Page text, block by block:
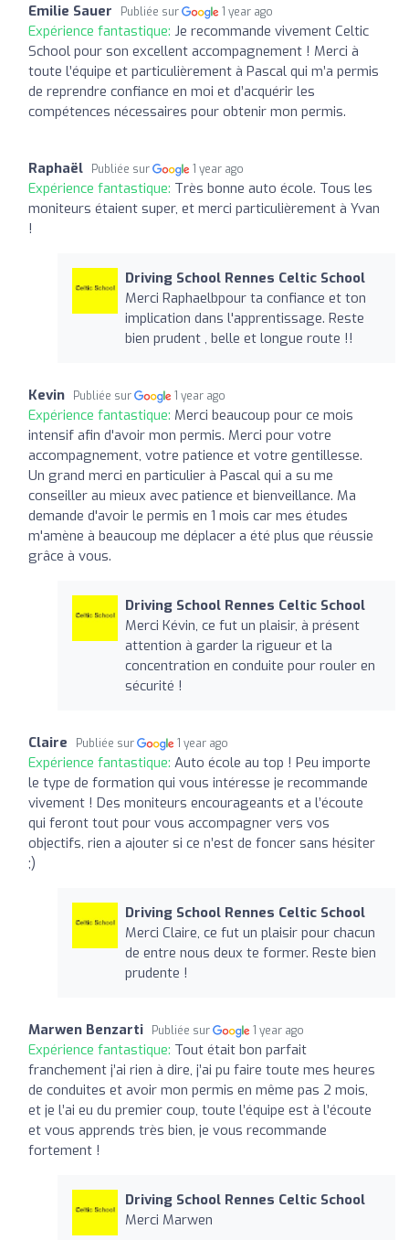
Emilie Sauer Publiée sur 1 year ago
Expérience fantastique: Je recommande vivement Celtic
School pour son excellent accompagnement ! Merci à
toute l’équipe et particulièrement à Pascal qui m’a permis
de reprendre confiance en moi et d’acquérir les
compétences nécessaires pour obtenir mon permis.
Raphaël Publiée sur 1 year ago
Expérience fantastique: Très bonne auto école. Tous les
moniteurs étaient super, et merci particulièrement à Yvan
!
Driving School Rennes Celtic School
Merci Raphaelbpour ta confiance et ton
implication dans l'apprentissage. Reste
bien prudent , belle et longue route !!
Kevin Publiée sur 1 year ago
Expérience fantastique: Merci beaucoup pour ce mois
intensif afin d'avoir mon permis. Merci pour votre
accompagnement, votre patience et votre gentillesse.
Un grand merci en particulier à Pascal qui a su me
conseiller au mieux avec patience et bienveillance. Ma
demande d'avoir le permis en 1 mois car mes études
m'amène à beaucoup me déplacer a été plus que réussie
grâce à vous.
Driving School Rennes Celtic School
Merci Kévin, ce fut un plaisir, à présent
attention à garder la rigueur et la
concentration en conduite pour rouler en
sécurité !
Claire Publiée sur 1 year ago
Expérience fantastique: Auto école au top ! Peu importe
le type de formation qui vous intéresse je recommande
vivement ! Des moniteurs encourageants et a l’écoute
qui feront tout pour vous accompagner vers vos
objectifs, rien a ajouter si ce n’est de foncer sans hésiter
;)
Driving School Rennes Celtic School
Merci Claire, ce fut un plaisir pour chacun
de entre nous deux te former. Reste bien
prudente !
Marwen Benzarti Publiée sur 1 year ago
Expérience fantastique: Tout était bon parfait
franchement j’ai rien à dire, j’ai pu faire toute mes heures
de conduites et avoir mon permis en même pas 2 mois,
et je l’ai eu du premier coup, toute l’équipe est à l’écoute
et vous apprends très bien, je vous recommande
fortement !
Driving School Rennes Celtic School
Merci Marwen